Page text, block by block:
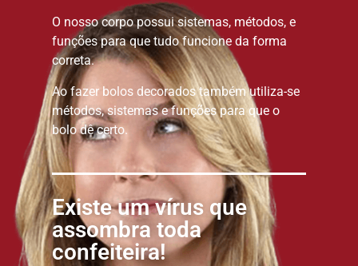
O nosso corpo possui sistemas, métodos, e
funções para que tudo funcione da forma
correta.
Ao fazer bolos decorados também utiliza-se
métodos, sistemas e funções para que o
bolo dê certo.
Existe um vírus que
assombra toda
confeiteira!